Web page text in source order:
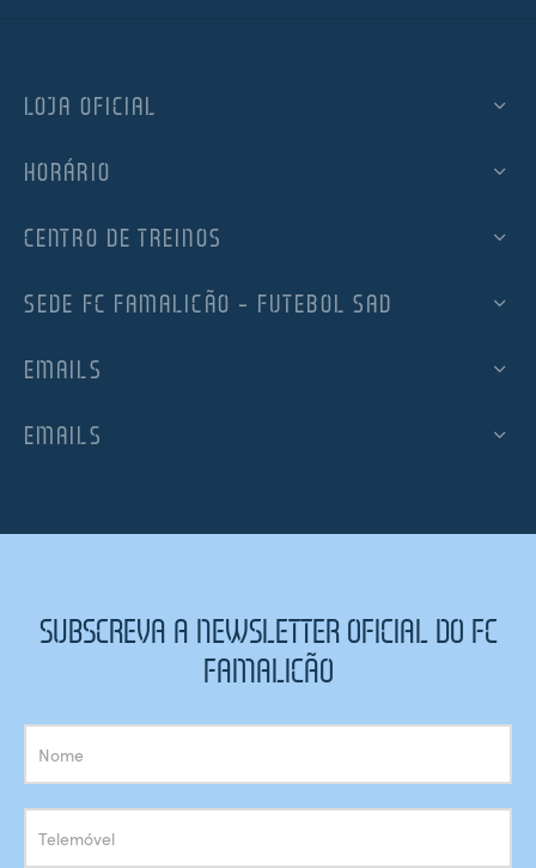
LOJA OFICIAL
HORÁRIO
CENTRO DE TREINOS
SEDE FC FAMALICÃO – FUTEBOL SAD
EMAILS
EMAILS
SUBSCREVA A NEWSLETTER OFICIAL DO FC
FAMALICÃO
Subscrição
Newsletter